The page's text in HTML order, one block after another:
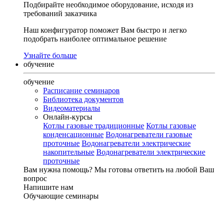
Подбирайте необходимое оборудование, исходя из
требований заказчика
Наш конфигуратор поможет Вам быстро и легко
подобрать наиболее оптимальное решение
Узнайте больше
обучение
обучение
Расписание семинаров
Библиотека документов
Видеоматериалы
Онлайн-курсы
Котлы газовые традиционные Котлы газовые
конденсационные Водонагреватели газовые
проточные Водонагреватели электрические
накопительные Водонагреватели электрические
проточные
Вам нужна помощь? Мы готовы ответить на любой Ваш
вопрос
Напишите нам
Обучающие семинары